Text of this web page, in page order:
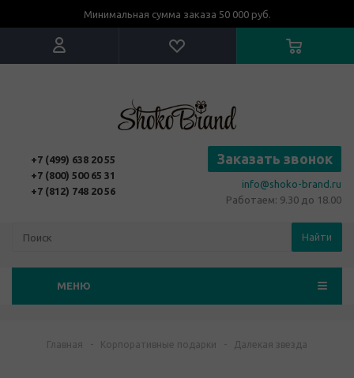
Минимальная сумма заказа 50 000 руб.
+7 (499) 638 20 55
+7 (800) 500 65 31
+7 (812) 748 20 56
Заказать звонок
info@shoko-brand.ru
Работаем: 9.30 до 18.00
Найти
МЕНЮ
Главная - Корпоративные подарки - Далекая звезда